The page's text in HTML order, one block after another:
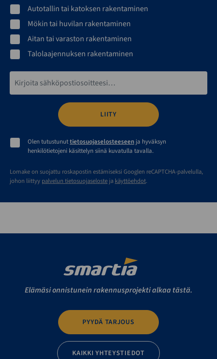
Autotallin tai katoksen rakentaminen
Mökin tai huvilan rakentaminen
Aitan tai varaston rakentaminen
Talolaajennuksen rakentaminen
Olen tutustunuttietosuojaselosteeseen ja hyväksyn
henkilötietojeni käsittelyn siinä kuvatulla tavalla.
Lomake on suojattu roskapostin estämiseksi Googlen reCAPTCHA-palvelulla,
johon liittyy palvelun tietosuojaseloste ja käyttöehdot.
Elämäsi onnistunein rakennusprojekti alkaa tästä.
PYYDÄ TARJOUS
KAIKKI YHTEYSTIEDOT